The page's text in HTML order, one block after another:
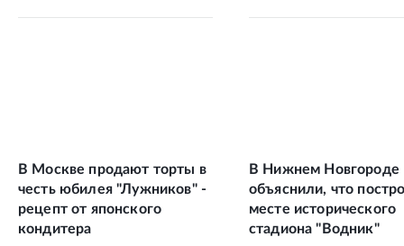
В Москве продают торты в
честь юбилея "Лужников" -
рецепт от японского
кондитера
В Нижнем Новгороде
объяснили, что
месте исторического
стадиона "Водник"